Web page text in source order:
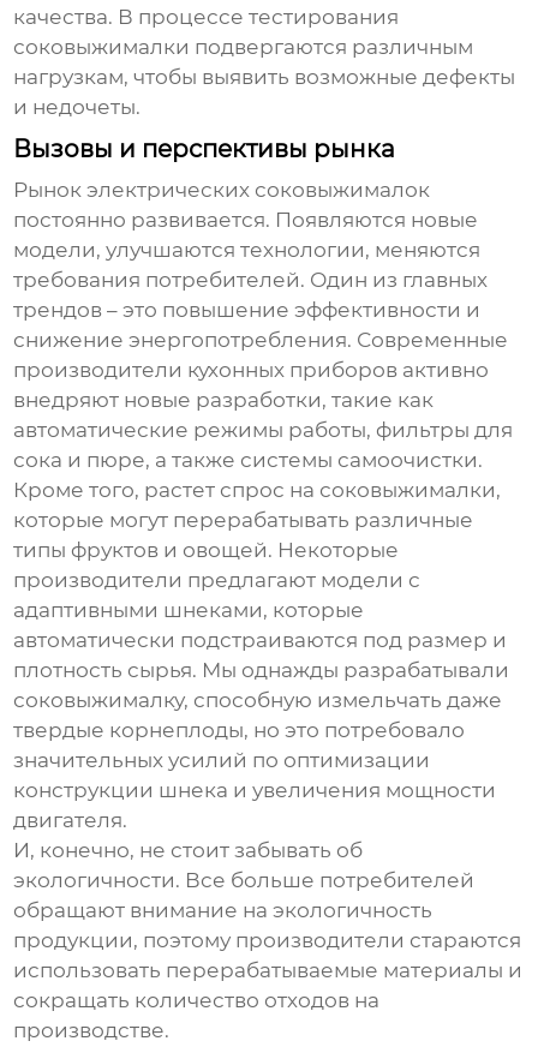
качества. В процессе тестирования
соковыжималки подвергаются различным
нагрузкам, чтобы выявить возможные дефекты
и недочеты.
Вызовы и перспективы рынка
Рынокэлектрических соковыжималок
постоянно развивается. Появляются новые
модели, улучшаются технологии, меняются
требования потребителей. Один из главных
трендов – это повышение эффективности и
снижение энергопотребления. Современные
производители кухонных приборов активно
внедряют новые разработки, такие как
автоматические режимы работы, фильтры для
сока и пюре, а также системы самоочистки.
Кроме того, растет спрос на соковыжималки,
которые могут перерабатывать различные
типы фруктов и овощей. Некоторые
производители предлагают модели с
адаптивными шнеками, которые
автоматически подстраиваются под размер и
плотность сырья. Мы однажды разрабатывали
соковыжималку, способную измельчать даже
твердые корнеплоды, но это потребовало
значительных усилий по оптимизации
конструкции шнека и увеличения мощности
двигателя.
И, конечно, не стоит забывать об
экологичности. Все больше потребителей
обращают внимание на экологичность
продукции, поэтому производители стараются
использовать перерабатываемые материалы и
сокращать количество отходов на
производстве.